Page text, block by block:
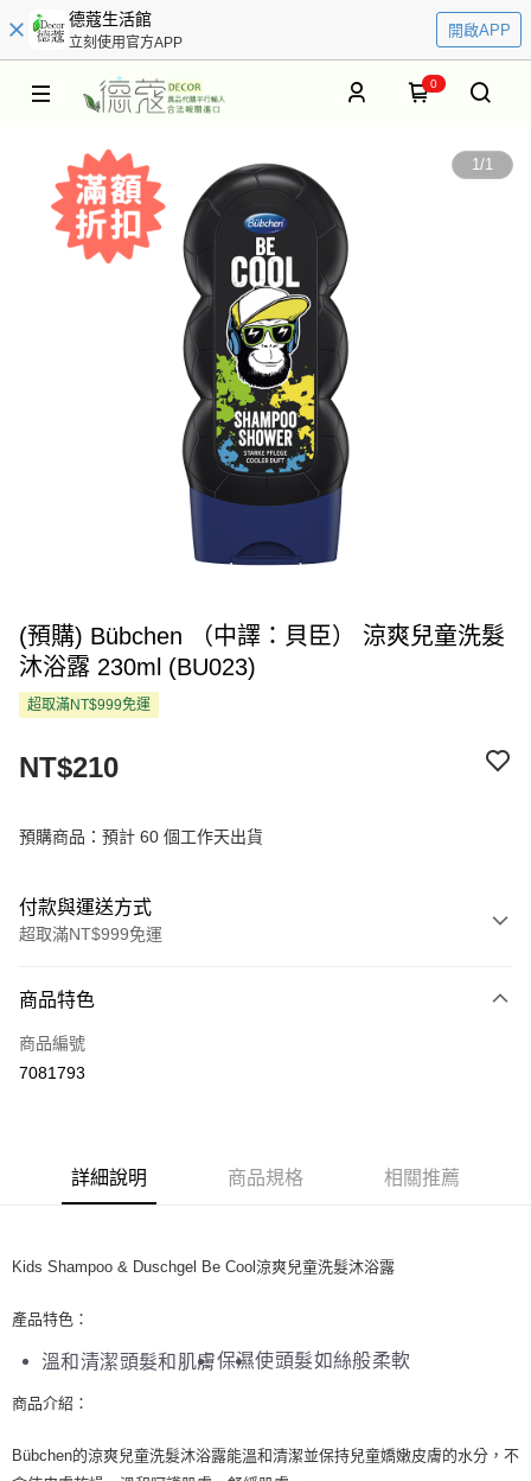
德蔻生活館
立刻使用官方APP
開啟APP
0
1/1
(預購) Bübchen （中譯：貝臣） 涼爽兒童洗髮
沐浴露 230ml (BU023)
超取滿NT$999免運
NT$210
預購商品：預計 60 個工作天出貨
付款與運送方式
超取滿NT$999免運
信用卡一次付款
超商取貨付款
街口支付
Google Pay
ATM付款
每筆NT$80，滿NT$999(含以上)免運費
商品特色
商品編號
7081793
詳細說明 商品規格 相關推薦
Kids Shampoo & Duschgel Be Cool涼爽兒童洗髮沐浴露
產品特色：
溫和清潔頭髮和肌膚保濕使頭髮如絲般柔軟
商品介紹：
Bübchen的涼爽兒童洗髮沐浴露能溫和清潔並保持兒童嬌嫩皮膚的水分，不